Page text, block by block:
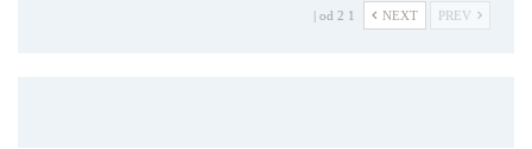
NEXT
1 od 2 |